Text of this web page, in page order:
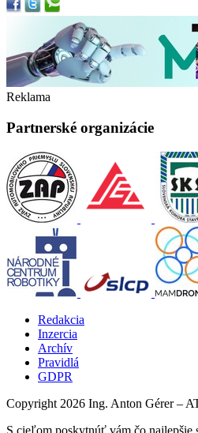
Reklama
Partnerské organizácie
Redakcia
Inzercia
Archív
Pravidlá
GDPR
Copyright 2026 Ing. Anton Gérer –
S cieľom poskytnúť vám čo najlepšie